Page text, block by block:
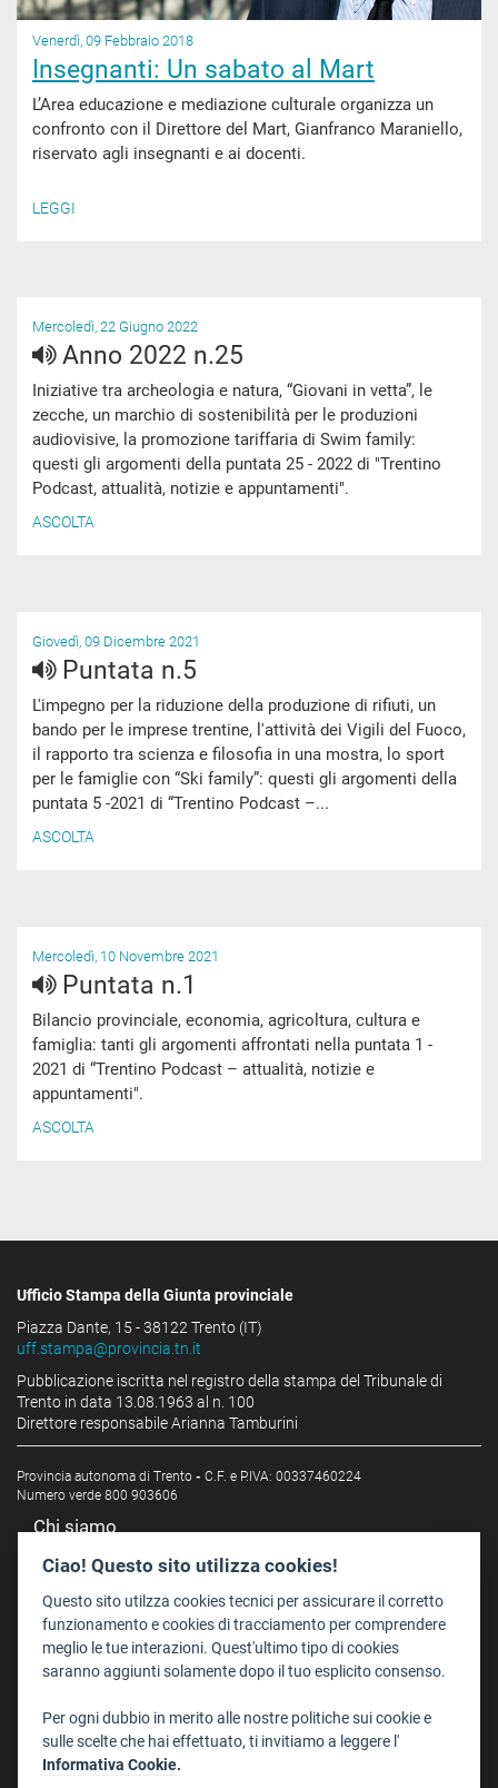
Venerdì, 09 Febbraio 2018
Insegnanti: Un sabato al Mart
L’Area educazione e mediazione culturale organizza un
confronto con il Direttore del Mart, Gianfranco Maraniello,
riservato agli insegnanti e ai docenti.
LEGGI
Mercoledì, 22 Giugno 2022
Anno 2022 n.25
Iniziative tra archeologia e natura, “Giovani in vetta”, le
zecche, un marchio di sostenibilità per le produzioni
audiovisive, la promozione tariffaria di Swim family:
questi gli argomenti della puntata 25 - 2022 di "Trentino
Podcast, attualità, notizie e appuntamenti".
ASCOLTA
Giovedì, 09 Dicembre 2021
Puntata n.5
L'impegno per la riduzione della produzione di rifiuti, un
bando per le imprese trentine, l'attività dei Vigili del Fuoco,
il rapporto tra scienza e filosofia in una mostra, lo sport
per le famiglie con “Ski family”: questi gli argomenti della
puntata 5 -2021 di “Trentino Podcast –...
ASCOLTA
Mercoledì, 10 Novembre 2021
Puntata n.1
Bilancio provinciale, economia, agricoltura, cultura e
famiglia: tanti gli argomenti affrontati nella puntata 1 -
2021 di “Trentino Podcast – attualità, notizie e
appuntamenti".
ASCOLTA
Ufficio Stampa della Giunta provinciale
Piazza Dante, 15 - 38122 Trento (IT)
uff.stampa@provincia.tn.it
Pubblicazione iscritta nel registro della stampa del Tribunale di
Trento in data 13.08.1963 al n. 100
Direttore responsabile Arianna Tamburini
Provincia autonoma di Trento - C.F. e P.IVA: 00337460224
Numero verde 800 903606
Chi siamo
Redazione
Staff
Format - Centro Audiovisivi
Trentino Film Commission
Dove Siamo
Struttura di riferimento
Ciao! Questo sito utilizza cookies!
Questo sito utilzza cookies tecnici per assicurare il corretto
funzionamento e cookies di tracciamento per comprendere
meglio le tue interazioni. Quest'ultimo tipo di cookies
saranno aggiunti solamente dopo il tuo esplicito consenso.
Per ogni dubbio in merito alle nostre politiche sui cookie e
sulle scelte che hai effettuato, ti invitiamo a leggere l'
Informativa Cookie.